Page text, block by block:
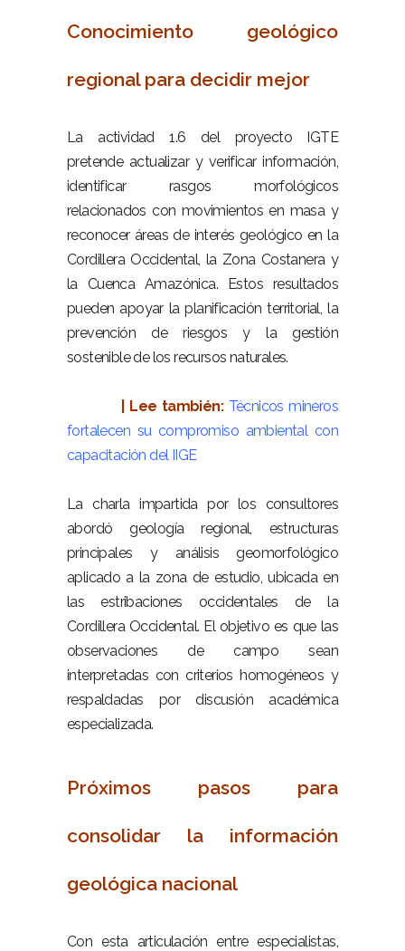
Conocimiento geológico
regional para decidir mejor
La actividad 1.6 del proyecto IGTE
pretende actualizar y verificar información,
identificar rasgos morfológicos
relacionados con movimientos en masa y
reconocer áreas de interés geológico en la
Cordillera Occidental, la Zona Costanera y
la Cuenca Amazónica. Estos resultados
pueden apoyar la planificación territorial, la
prevención de riesgos y la gestión
sostenible de los recursos naturales.
| Lee también: Técnicos mineros
fortalecen su compromiso ambiental con
capacitación del IIGE
La charla impartida por los consultores
abordó geología regional, estructuras
principales y análisis geomorfológico
aplicado a la zona de estudio, ubicada en
las estribaciones occidentales de la
Cordillera Occidental. El objetivo es que las
observaciones de campo sean
interpretadas con criterios homogéneos y
respaldadas por discusión académica
especializada.
Próximos pasos para
consolidar la información
geológica nacional
Con esta articulación entre especialistas,